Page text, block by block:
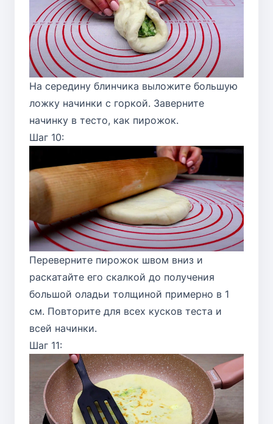
На середину блинчика выложите большую
ложку начинки с горкой. Заверните
начинку в тесто, как пирожок.
Шаг 10:
Переверните пирожок швом вниз и
раскатайте его скалкой до получения
большой оладьи толщиной примерно в 1
см. Повторите для всех кусков теста и
всей начинки.
Шаг 11: